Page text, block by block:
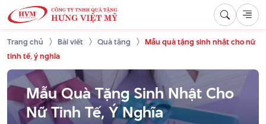
Trang chủ Bài viết Quà tặng
Mẫu quà tặng sinh nhật cho nữ
tinh tế, ý nghĩa
Mẫu Quà Tặng Sinh Nhật Cho
Nữ Tinh Tế, Ý Nghĩa